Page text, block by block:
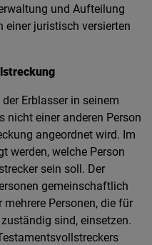
und Aufteilung
einer juristisch versierten
Erblasser in seinem
nicht einer anderen Person
angeordnet wird. Im
werden, welche Person
sein soll. Der
gemeinschaftlich
Personen, die für
sind, einsetzen.